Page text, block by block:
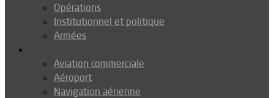
Opérations
Institutionnel et politique
Armées
Aviation commerciale
Aéroport
Navigation aérienne